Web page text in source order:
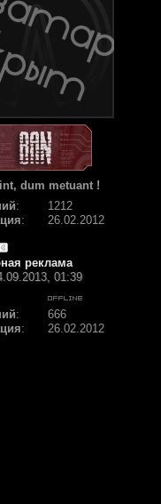
dum metuant !
:
1212
: 26.02.2012
реклама
01:39
:
666
: 26.02.2012